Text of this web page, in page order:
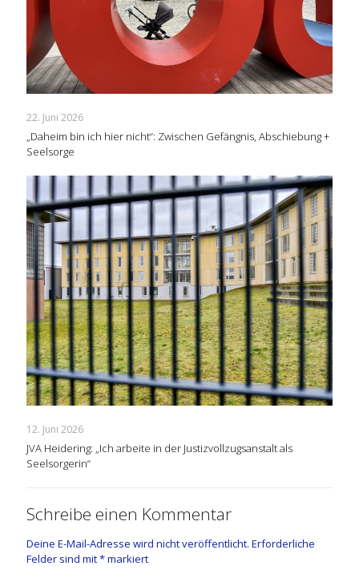
22. Juni 2026
„Daheim bin ich hier nicht“: Zwischen Gefängnis, Abschiebung +
Seelsorge
12. Juni 2026
JVA Heidering: „Ich arbeite in der Justizvollzugsanstalt als
Seelsorgerin“
Schreibe einen Kommentar
Deine E-Mail-Adresse wird nicht veröffentlicht. Erforderliche
Felder sind mit*markiert